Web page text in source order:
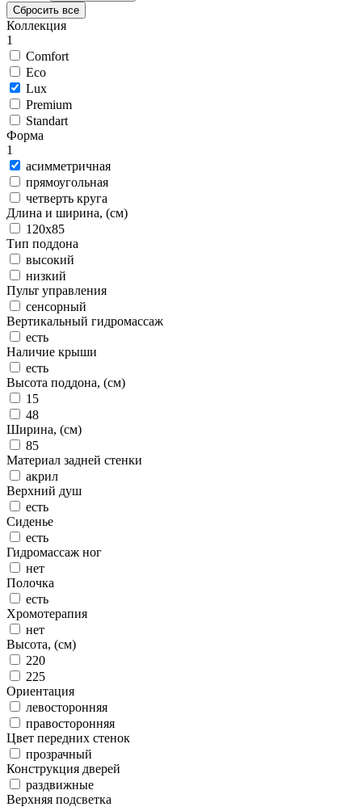
Сбросить все
Коллекция
1
Comfort
Eco
Lux
Premium
Standart
Форма
1
асимметричная
прямоугольная
четверть круга
Длина и ширина, (см)
120x85
Тип поддона
высокий
низкий
Пульт управления
сенсорный
Вертикальный гидромассаж
есть
Наличие крыши
есть
Высота поддона, (см)
15
48
Ширина, (см)
85
Материал задней стенки
акрил
Верхний душ
есть
Сиденье
есть
Гидромассаж ног
нет
Полочка
есть
Хромотерапия
нет
Высота, (см)
220
225
Ориентация
левосторонняя
правосторонняя
Цвет передних стенок
прозрачный
Конструкция дверей
раздвижные
Верхняя подсветка